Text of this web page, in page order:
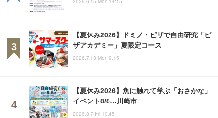
2026.6.15 Mon 14:15
【夏休み2026】ドミノ・ピザで自由研究「ピ
ザアカデミー」夏限定コース
2026.7.13 Mon 9:15
【夏休み2026】魚に触れて学ぶ「おさかな」
イベント8/8…川崎市
2026.8.7 Fri 10:45